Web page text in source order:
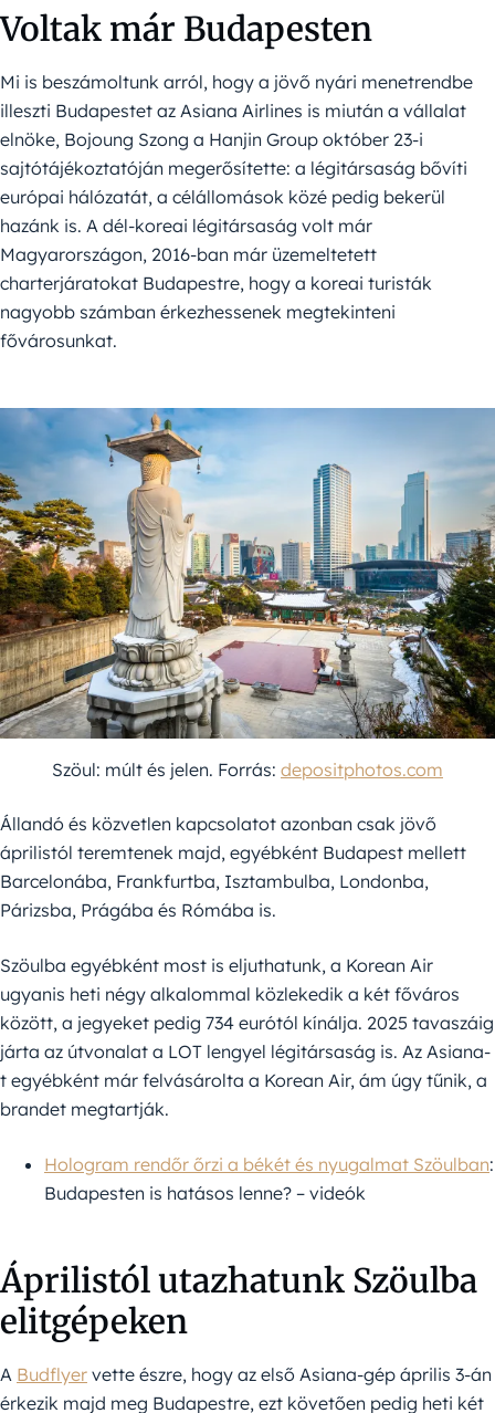
Voltak már Budapesten
Mi is beszámoltunk arról, hogy a jövő nyári menetrendbe
illeszti Budapestet az Asiana Airlines is miután a vállalat
elnöke, Bojoung Szong a Hanjin Group október 23-i
sajtótájékoztatóján megerősítette: a légitársaság bővíti
európai hálózatát, a célállomások közé pedig bekerül
hazánk is. A dél-koreai légitársaság volt már
Magyarországon, 2016-ban már üzemeltetett
charterjáratokat Budapestre, hogy a koreai turisták
nagyobb számban érkezhessenek megtekinteni
fővárosunkat.
Szöul: múlt és jelen. Forrás: depositphotos.com
Állandó és közvetlen kapcsolatot azonban csak jövő
áprilistól teremtenek majd, egyébként Budapest mellett
Barcelonába, Frankfurtba, Isztambulba, Londonba,
Párizsba, Prágába és Rómába is.
Szöulba egyébként most is eljuthatunk, a Korean Air
ugyanis heti négy alkalommal közlekedik a két főváros
között, a jegyeket pedig 734 eurótól kínálja. 2025 tavaszáig
járta az útvonalat a LOT lengyel légitársaság is. Az Asiana-
t egyébként már felvásárolta a Korean Air, ám úgy tűnik, a
brandet megtartják.
Hologram rendőr őrzi a békét és nyugalmat Szöulban:
Budapesten is hatásos lenne? – videók
Áprilistól utazhatunk Szöulba
elitgépeken
A Budflyer vette észre, hogy az első Asiana-gép április 3-án
érkezik majd meg Budapestre, ezt követően pedig heti két